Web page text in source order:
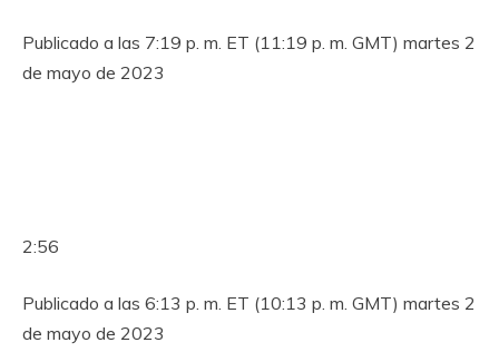
Publicado a las 7:19 p. m. ET (11:19 p. m. GMT) martes 2
de mayo de 2023
2:56
Publicado a las 6:13 p. m. ET (10:13 p. m. GMT) martes 2
de mayo de 2023